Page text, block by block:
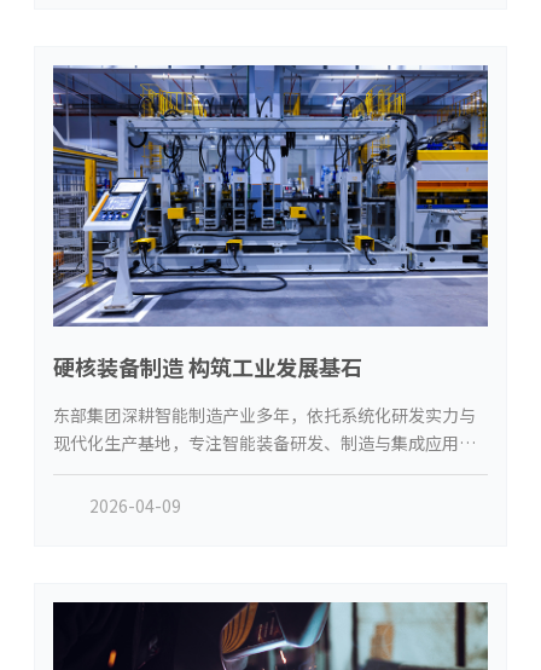
硬核装备制造 构筑工业发展基石
东部集团深耕智能制造产业多年，依托系统化研发实力与
现代化生产基地，专注智能装备研发、制造与集成应用，
持续为各行业提供稳定可靠、高性能的成套装备产品与整
体配套服务。集团旗下常熟普泽汇智能装备，通过
2026-04-09